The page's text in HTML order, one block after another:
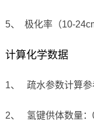
5、 极化率（10-
计算化学数据
1、 疏水参数计算参
2、 氢键供体数量：